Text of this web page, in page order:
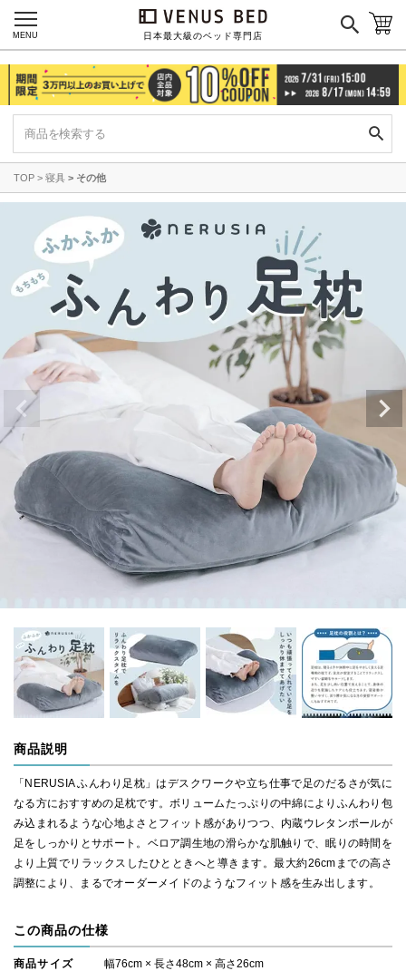
日本最大級のベッド専門店
MENU
TOP 寝具 その他
商品説明
「NERUSIA ふんわり足枕」はデスクワークや立ち仕事で足のだるさが気に
なる方におすすめの足枕です。ボリュームたっぷりの中綿によりふんわり包
み込まれるような心地よさとフィット感がありつつ、内蔵ウレタンポールが
足をしっかりとサポート。ベロア調生地の滑らかな肌触りで、眠りの時間を
より上質でリラックスしたひとときへと導きます。最大約26cmまでの高さ
調整により、まるでオーダーメイドのようなフィット感を生み出します。
この商品の仕様
商品サイズ 幅76cm × 長さ48cm × 高さ26cm